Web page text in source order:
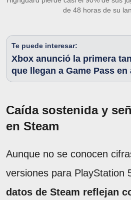
de 48 horas de su
Te puede interesar:
Xbox anunció la primera
que llegan a Game Pass en
Caída sostenida y
en Steam
Aunque no se conocen
versiones para PlayStation
datos de Steam reflejan